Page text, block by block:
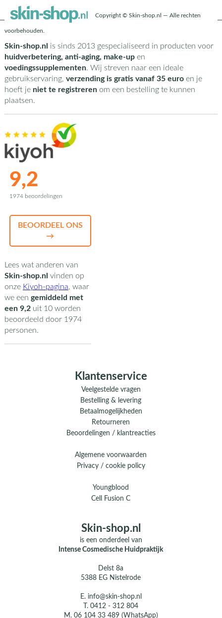
Copyright © Skin-shop.nl — Alle rechten
voorbehouden.
Skin-shop.nl is sinds 2013 gespecialiseerd in producten voor
huidverbetering, anti-aging, make-upen
voedingssupplementen. Wij streven naar een ideale
gebruikservaring, verzending is gratis vanaf 35 euroen je
hoeft je niet te registrerenom een bestelling te kunnen
plaatsen.
9,2
1974 beoordelingen
BEOORDEEL ONS
→
Lees wat anderen van
Skin-shop.nl vinden op
onze Kiyoh-pagina, waar
we een gemiddeld met
een 9,2uit 10worden
beoordeeld door 1974
personen.
Klantenservice
Veelgestelde vragen
Bestelling & levering
Betaalmogelijkheden
Retourneren
Beoordelingen / klantreacties
Algemene voorwaarden
Privacy / cookie policy
Youngblood
Cell Fusion C
Skin-shop.nl
is een onderdeel van
Intense Cosmedische Huidpraktijk
Delst 8a
5388 EG Nistelrode
E. info@skin-shop.nl
T.0412 - 312 804
M. 06 104 33 489 (WhatsApp)